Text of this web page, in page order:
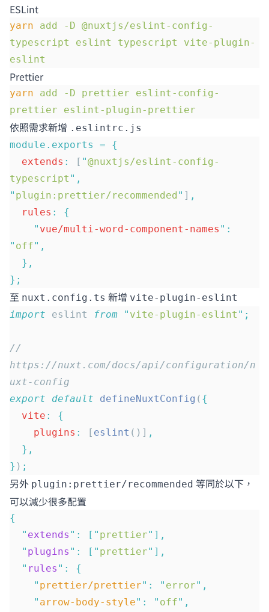
ESLint
yarn add -D @nuxtjs/eslint-config-
typescript
eslint typescript
vite-plugin-
eslint
Prettier
yarn add -D prettier eslint-config-
prettier eslint-plugin-prettier
依照需求新增 .eslintrc.js
module.exports
= {
  extends
: [ "@nuxtjs/eslint-config-
typescript " ,
" plugin:prettier/recommended" ] ,
  rules
:
{
    "
vue/multi-word-component-names " :
" off" ,
  },
};
至 nuxt.config.ts 新增 vite-plugin-eslint
import eslint from " vite-plugin-eslint " ;
//
https://nuxt.com/docs/api/configuration/n
uxt-config
export default defineNuxtConfig ( {
  vite
:
{
    plugins
: [ eslint ()] ,
  },
} ) ;
另外 plugin:prettier/recommended 等同於以下，
可以減少很多配置
{
  "
extends " : [ " prettier" ],
  "
plugins " : [ " prettier" ],
  "
rules " :
{
    "
prettier/prettier" : " error" ,
    "
arrow-body-style" : " off" ,